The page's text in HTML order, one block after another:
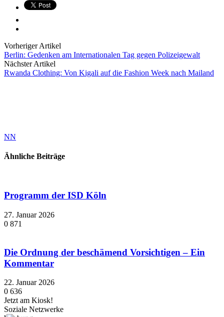
Vorheriger Artikel
Berlin: Gedenken am Internationalen Tag gegen Polizeigewalt
Nächster Artikel
Rwanda Clothing: Von Kigali auf die Fashion Week nach Mailand
NN
Ähnliche Beiträge
Programm der ISD Köln
27. Januar 2026
0 871
Die Ordnung der beschämend Vorsichtigen – Ein
Kommentar
22. Januar 2026
0 636
Jetzt am Kiosk!
Soziale Netzwerke